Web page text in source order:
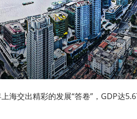
海交出精彩的发展“答卷”，GDP达